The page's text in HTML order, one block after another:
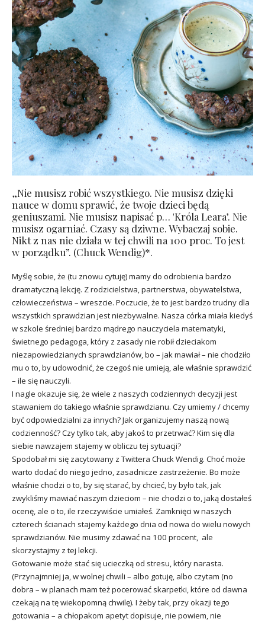
„Nie musisz robić wszystkiego. Nie musisz dzięki
nauce w domu sprawić, że twoje dzieci będą
geniuszami. Nie musisz napisać p… 'Króla Leara’. Nie
musisz ogarniać. Czasy są dziwne. Wybaczaj sobie.
Nikt z nas nie działa w tej chwili na 100 proc. To jest
w porządku”. (Chuck Wendig)*.
Myślę sobie, że (tu znowu cytuję) mamy do odrobienia bardzo
dramatyczną lekcję. Z rodzicielstwa, partnerstwa, obywatelstwa,
człowieczeństwa – wreszcie. Poczucie, że to jest bardzo trudny dla
wszystkich sprawdzian jest niezbywalne. Nasza córka miała kiedyś
w szkole średniej bardzo mądrego nauczyciela matematyki,
świetnego pedagoga, który z zasady nie robił dzieciakom
niezapowiedzianych sprawdzianów, bo – jak mawiał – nie chodziło
mu o to, by udowodnić, że czegoś nie umieją, ale właśnie sprawdzić
– ile się nauczyli.
I nagle okazuje się, że wiele z naszych codziennych decyzji jest
stawaniem do takiego właśnie sprawdzianu. Czy umiemy / chcemy
być odpowiedzialni za innych? Jak organizujemy naszą nową
codzienność? Czy tylko tak, aby jakoś to przetrwać? Kim się dla
siebie nawzajem stajemy w obliczu tej sytuacji?
Spodobał mi się zacytowany z Twittera Chuck Wendig. Choć może
warto dodać do niego jedno, zasadnicze zastrzeżenie. Bo może
właśnie chodzi o to, by się starać, by chcieć, by było tak, jak
zwykliśmy mawiać naszym dzieciom – nie chodzi o to, jaką dostałeś
ocenę, ale o to, ile rzeczywiście umiałeś. Zamknięci w naszych
czterech ścianach stajemy każdego dnia od nowa do wielu nowych
sprawdzianów. Nie musimy zdawać na 100 procent, ale
skorzystajmy z tej lekcji.
Gotowanie może stać się ucieczką od stresu, który narasta.
(Przynajmniej ja, w wolnej chwili – albo gotuję, albo czytam (no
dobra – w planach mam też pocerować skarpetki, które od dawna
czekają na tę wiekopomną chwilę). I żeby tak, przy okazji tego
gotowania – a chłopakom apetyt dopisuje, nie powiem, nie